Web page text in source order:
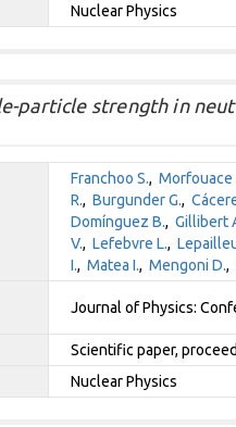
Nuclear Physics
particle strength in
Franchoo S., Morfouace
R., Burgunder G.,
Domínguez B., Gillibert
V., Lefebvre L.,
I., Matea I., Mengoni D.,
Journal of Physics:
Scientific paper,
Nuclear Physics